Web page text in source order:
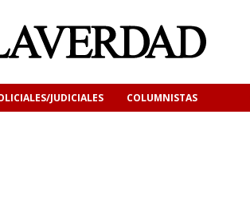
JUDICIALES COLUMNISTAS